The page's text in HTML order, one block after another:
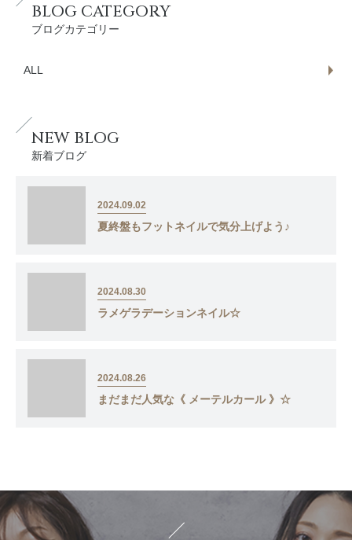
BLOG CATEGORY
ブログカテゴリー
ALL
NEW BLOG
新着ブログ
2024.09.02
夏終盤もフットネイルで気分上げよう♪
2024.08.30
ラメゲラデーションネイル☆
2024.08.26
まだまだ人気な《 メーテルカール 》☆